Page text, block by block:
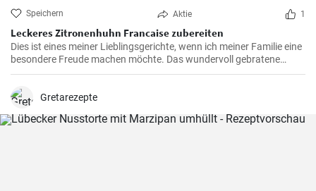
Speichern Aktie 1
Leckeres Zitronenhuhn Francaise zubereiten
Dies ist eines meiner Lieblingsgerichte, wenn ich meiner Familie eine
besondere Freude machen möchte. Das wundervoll gebratene
Hähnchen, mariniert in cremigem Eierteig und überzogen mit einer
wenn Sie dieses schmackhafte Chicken Francaise einmal probiert
Gretarezepte